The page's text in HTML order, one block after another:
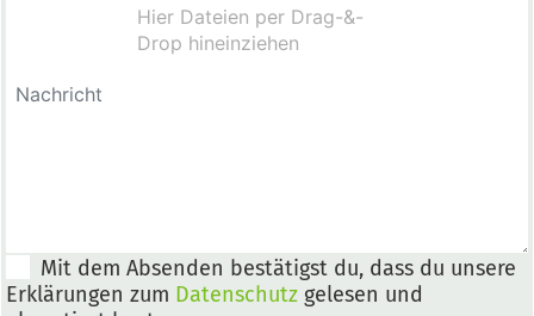
Mit dem Absenden bestätigst du, dass du unsere
Erklärungen zum Datenschutz gelesen und